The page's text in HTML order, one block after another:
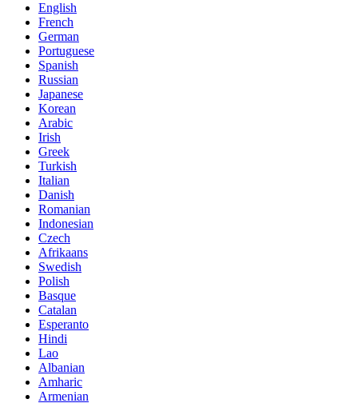
English
French
German
Portuguese
Spanish
Russian
Japanese
Korean
Arabic
Irish
Greek
Turkish
Italian
Danish
Romanian
Indonesian
Czech
Afrikaans
Swedish
Polish
Basque
Catalan
Esperanto
Hindi
Lao
Albanian
Amharic
Armenian